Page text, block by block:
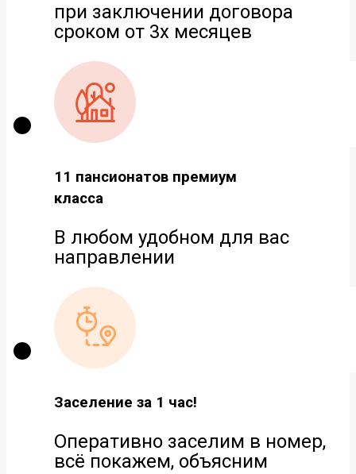
при заключении договора
сроком от 3х месяцев
11 пансионатов премиум
класса
В любом удобном для вас
направлении
Заселение за 1 час!
Оперативно заселим в номер,
всё покажем, объясним